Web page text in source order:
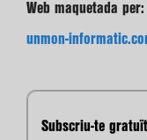
Web maquetada per:
unmon-
Subscriu-te